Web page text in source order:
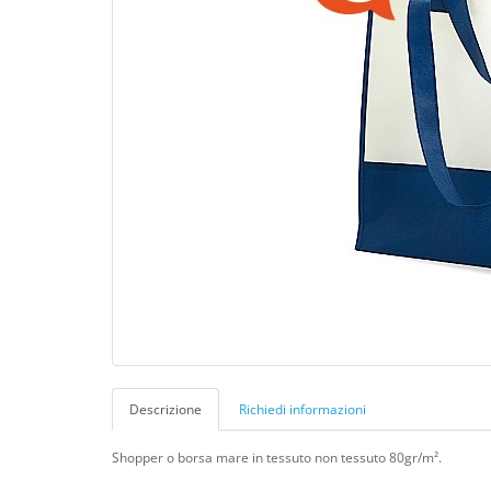
Descrizione Richiedi informazioni
Shopper o borsa mare in tessuto non tessuto 80gr/m².